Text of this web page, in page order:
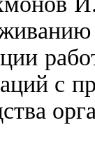
с